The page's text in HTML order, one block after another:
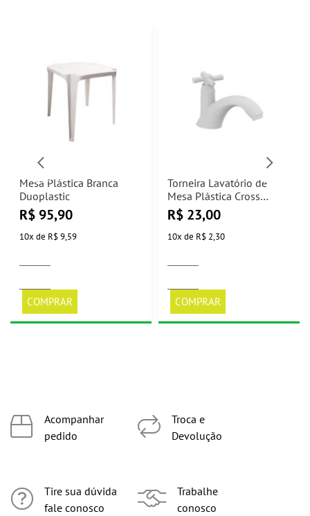
Mesa Plástica Branca
Duoplastic
R$ 95,90
10x de R$ 9,59
COMPRAR
Torneira Lavatório de
Mesa Plástica Cross
Branca Tigre
R$ 23,00
10x de R$ 2,30
COMPRAR
Acompanhar
pedido
Tire sua dúvida
fale conosco
Troca e
Devolução
Trabalhe
conosco